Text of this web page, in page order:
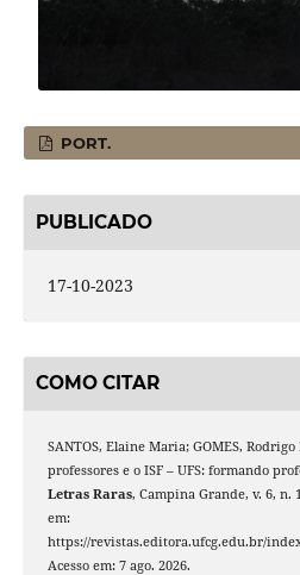
PORT.
PUBLICADO
17-10-2023
COMO CITAR
SANTOS, Elaine Maria; GOMES,
professores e o ISF – UFS: formando
Letras Raras, Campina Grande, v. 6, n.
em:
https://revistas.editora.ufcg.edu.br/
Acesso em: 7 ago. 2026.